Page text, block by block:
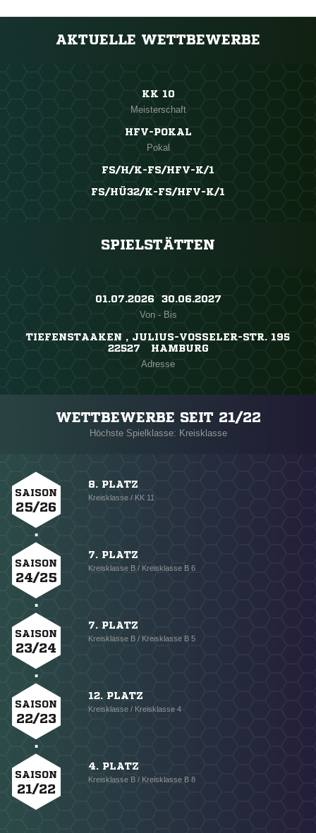
AKTUELLE WETTBEWERBE
KK 10
Meisterschaft
HFV-POKAL
Pokal
FS/H/K-FS/HFV-K/1
FS/HÜ32/K-FS/HFV-K/1
SPIELSTÄTTEN
01.07.2026 ​ 30.06.2027
Von - Bis
TIEFENSTAAKEN , JULIUS-VOSSELER-STR. 195
22527 HAMBURG
Adresse
WETTBEWERBE SEIT 21/22
Höchste Spielklasse: Kreisklasse
SAISON
25/26
8. PLATZ
Kreisklasse / KK 11
SAISON
24/25
7. PLATZ
Kreisklasse B / Kreisklasse B 6
SAISON
23/24
7. PLATZ
Kreisklasse B / Kreisklasse B 5
SAISON
22/23
12. PLATZ
Kreisklasse / Kreisklasse 4
SAISON
21/22
4. PLATZ
Kreisklasse B / Kreisklasse B 8